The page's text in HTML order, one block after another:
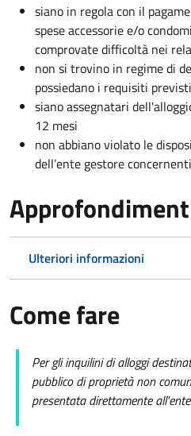
siano in regola con il
spese accessorie e/o
comprovate difficoltà nei
non si trovino in regime di
possiedano i requisiti
siano assegnatari
12 mesi
non abbiano violato le
dell’ente gestore
Ulteriori informazioni
Come fare
Per gli inquilini di alloggi
pubblico di proprietà non
presentata direttamente